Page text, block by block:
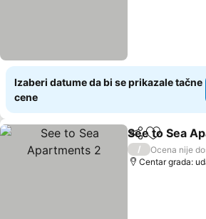
Izaberi datume da bi se prikazale tačne
cene
Deli Dodati u
See to Sea
/
Ocena nije
Centar grada: